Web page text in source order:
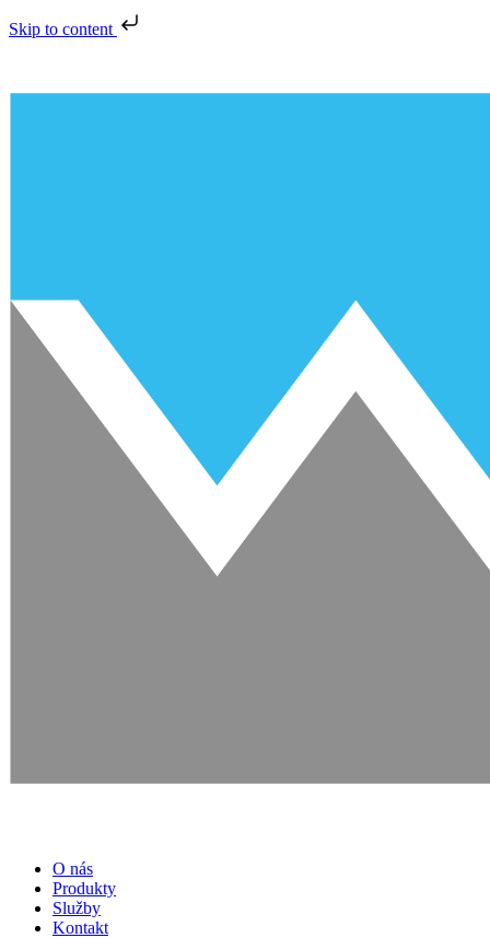
Skip to content
O nás
Produkty
Služby
Kontakt